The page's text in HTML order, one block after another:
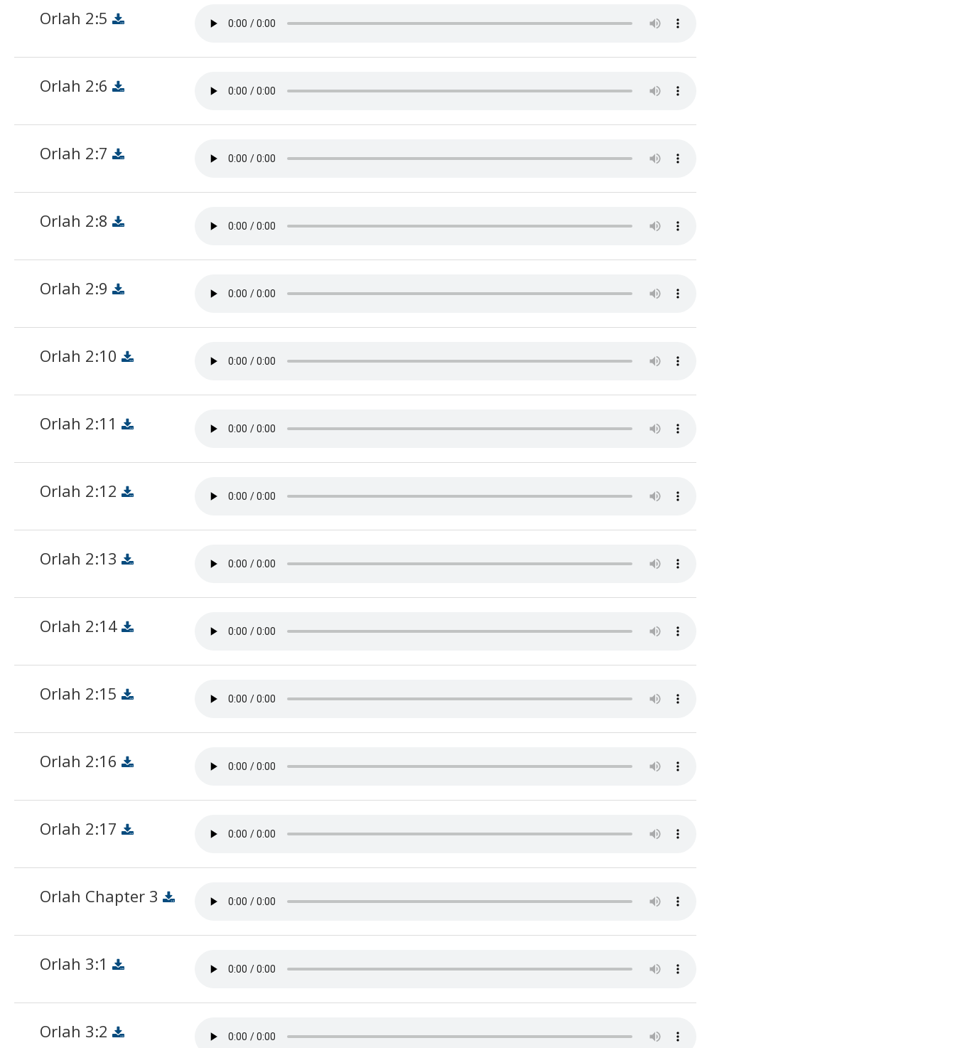
Orlah 2:5
Orlah 2:6
Orlah 2:7
Orlah 2:8
Orlah 2:9
Orlah 2:10
Orlah 2:11
Orlah 2:12
Orlah 2:13
Orlah 2:14
Orlah 2:15
Orlah 2:16
Orlah 2:17
Orlah Chapter 3
Orlah 3:1
Orlah 3:2